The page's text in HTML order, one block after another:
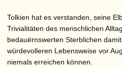
Tolkien hat es verstanden, seine
Trivialitäten des menschlichen
bedauërnswerten Sterblichen
würdevolleren Lebensweise vor
niemals erreichen können.